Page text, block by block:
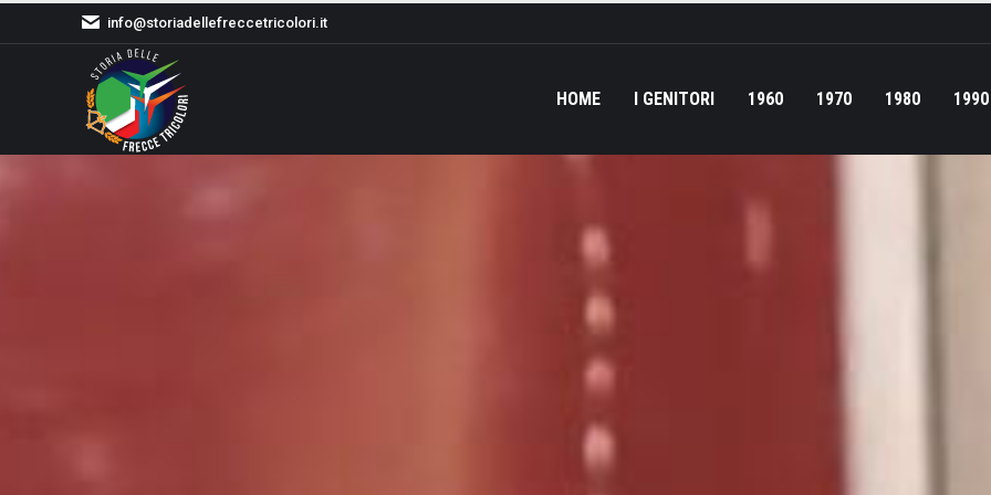
info@storiadellefreccetricolori.it
HOME I GENITORI 1960 1970 1980 1990